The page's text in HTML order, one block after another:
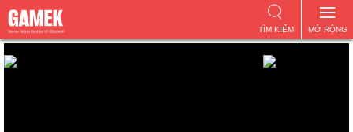
MỞ RỘNG
TÌM KIẾM